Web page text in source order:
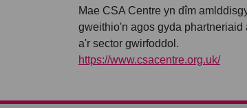
Mae CSA Centre yn dîm
gweithio'n agos gyda
a'r sector gwirfoddol.
https://www.csacentre.org.uk/